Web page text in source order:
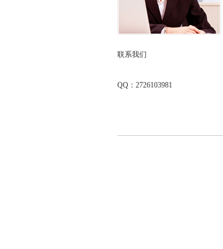
联系我们
QQ：2726103981